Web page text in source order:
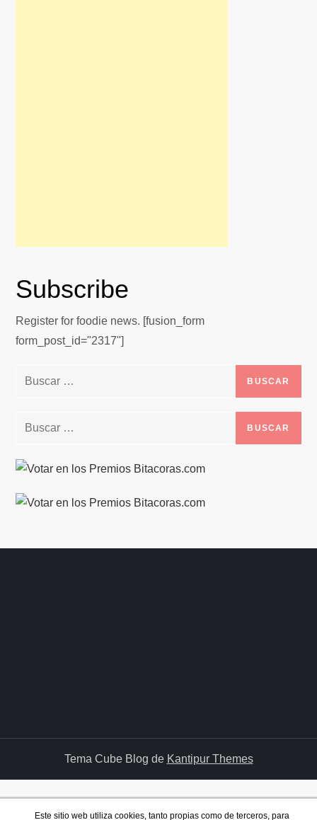
Subscribe
Register for foodie news. [fusion_form
form_post_id="2317"]
Buscar:
Buscar:
Tema Cube Blog de Kantipur Themes
Este sitio web utiliza cookies, tanto propias como de terceros, para